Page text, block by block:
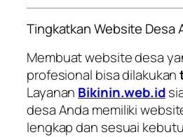
Tingkatkan Website Desa
Membuat website desa
profesional bisa dilakukan
Layanan Bikinin.web.id
desa Anda memiliki
lengkap dan sesuai